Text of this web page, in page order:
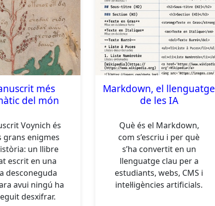
més
del món
Voynich és
grans enigmes
un llibre
escrit en una
desconeguda
avui ningú ha
desxifrar.
Markdown, el llenguatge
de les IA
Què és el Markdown,
com s’escriu i per què
s’ha convertit en un
llenguatge clau per a
estudiants, webs, CMS i
intel·ligències artificials.